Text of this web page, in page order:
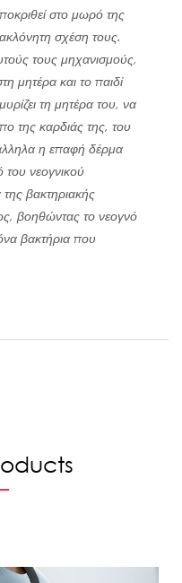
στο μωρό της
σχέση τους.
τους μηχανισμούς,
μητέρα και το παιδί
τη μητέρα του, να
της καρδιάς της, του
η επαφή δέρμα
του νεογνικού
βακτηριακής
βοηθώντας το νεογνό
βακτήρια που